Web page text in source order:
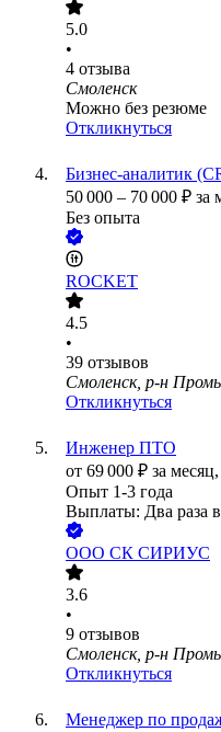
5.0
•
4 отзыва
Смоленск
Можно без резюме
Откликнуться
Бизнес-аналитик
50 000 – 70 000 ₽ за
Без опыта
ROCKET
4.5
•
39 отзывов
Смоленск, р-н
Откликнуться
Инженер ПТО
от 69 000 ₽ за месяц,
Опыт 1-3 года
Выплаты: Два раза
ООО СК СИРИУС
3.6
•
9 отзывов
Смоленск, р-н
Откликнуться
Менеджер по